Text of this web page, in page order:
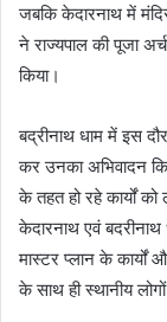
जबकि केदारनाथ में
ने राज्यपाल की पूजा
किया।
बद्रीनाथ धाम में इस
कर उनका अभिवादन
के तहत हो रहे कार्यों
केदारनाथ एवं
मास्टर प्लान के कार्यों
के साथ ही स्थानीय